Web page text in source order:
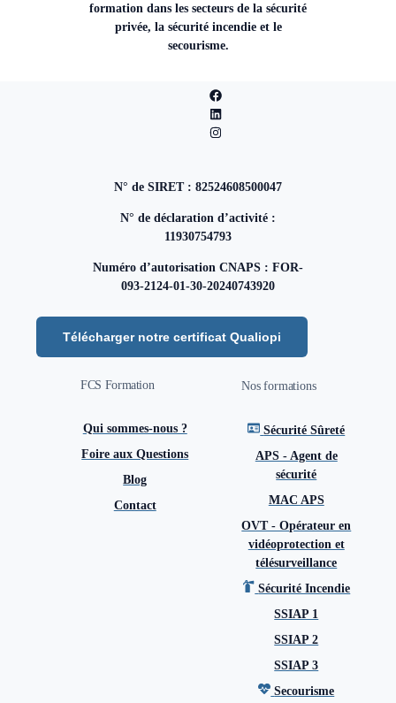
formation dans les secteurs de la sécurité
privée, la sécurité incendie et le
secourisme.
N° de SIRET : 82524608500047
N° de déclaration d’activité :
11930754793
Numéro d’autorisation CNAPS : FOR-
093-2124-01-30-20240743920
Télécharger notre certificat Qualiopi
FCS Formation
Qui sommes-nous ?
Foire aux Questions
Blog
Contact
Nos formations
Sécurité Sûreté
APS - Agent de
sécurité
MAC APS
OVT - Opérateur en
vidéoprotection et
télésurveillance
Sécurité Incendie
SSIAP 1
SSIAP 2
SSIAP 3
Secourisme